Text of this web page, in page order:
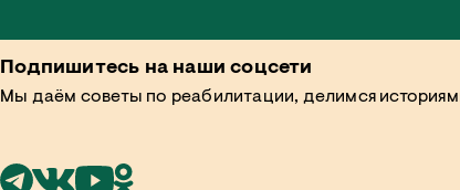
Подпишитесь на наши соцсети
Мы даём советы по реабилитации, делимся